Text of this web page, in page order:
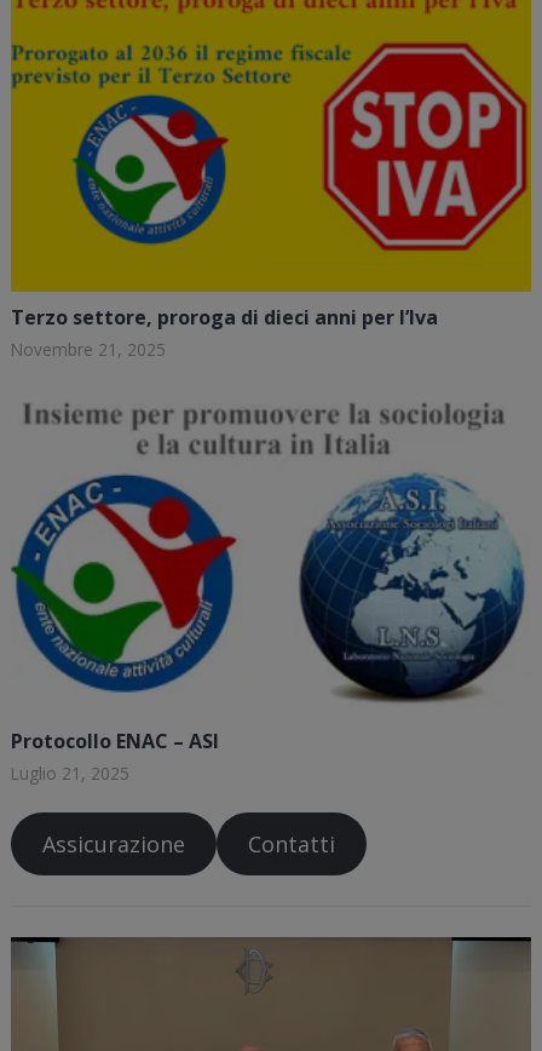
Terzo settore, proroga di dieci anni per l’Iva
Novembre 21, 2025
Protocollo ENAC – ASI
Luglio 21, 2025
Assicurazione Contatti